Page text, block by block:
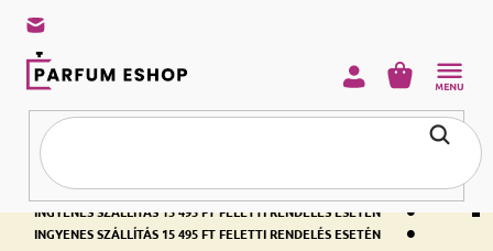
INGYENES SZÁLLÍTÁS 15 495 FT FELETTI RENDELÉS ESETÉN •
INGYENES SZÁLLÍTÁS 15 495 FT FELETTI RENDELÉS ESETÉN •
INGYENES SZÁLLÍTÁS 15 495 FT FELETTI RENDELÉS ESETÉN •
KOSÁR